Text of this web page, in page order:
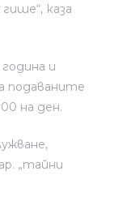
каза
и
подаваните
на ден.
„тайни